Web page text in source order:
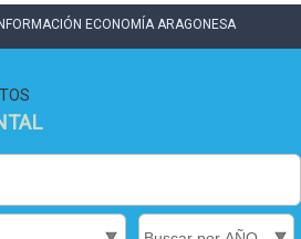
INFORMACIÓN ECONOMÍA ARAGONESA